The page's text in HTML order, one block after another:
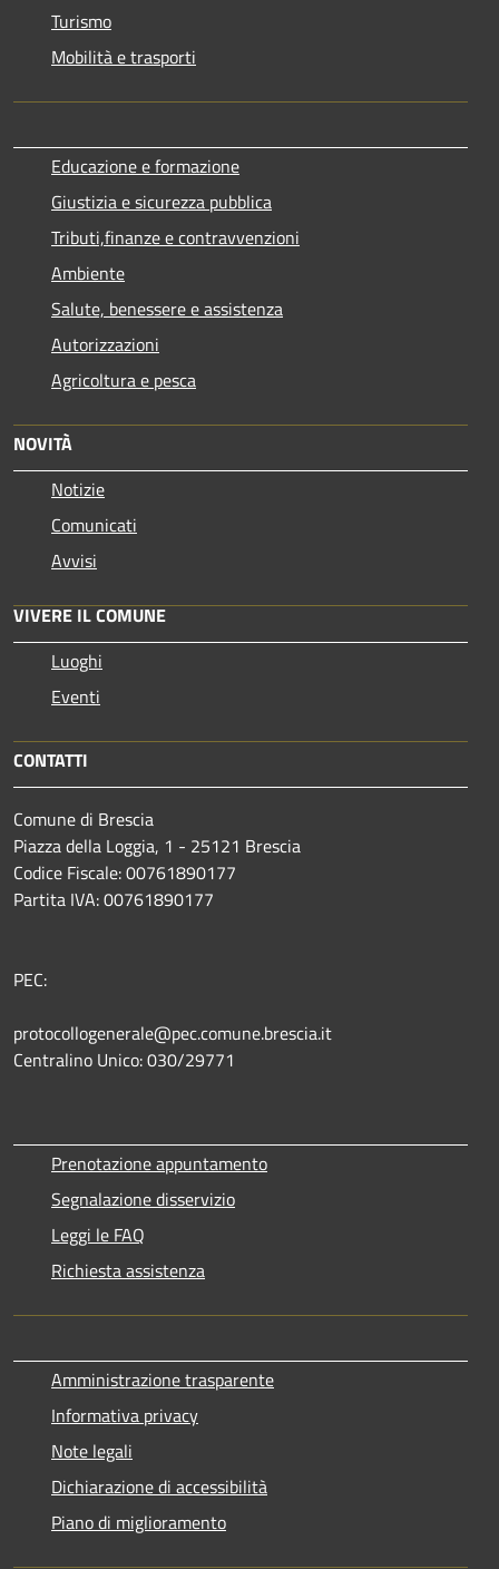
Turismo
Mobilità e trasporti
Educazione e formazione
Giustizia e sicurezza pubblica
Tributi,finanze e contravvenzioni
Ambiente
Salute, benessere e assistenza
Autorizzazioni
Agricoltura e pesca
NOVITÀ
Notizie
Comunicati
Avvisi
VIVERE IL COMUNE
Luoghi
Eventi
CONTATTI
Comune di Brescia
Piazza della Loggia, 1 - 25121 Brescia
Codice Fiscale: 00761890177
Partita IVA: 00761890177
PEC:
protocollogenerale@pec.comune.brescia.it
Centralino Unico: 030/29771
Prenotazione appuntamento
Segnalazione disservizio
Leggi le FAQ
Richiesta assistenza
Amministrazione trasparente
Informativa privacy
Note legali
Dichiarazione di accessibilità
Piano di miglioramento